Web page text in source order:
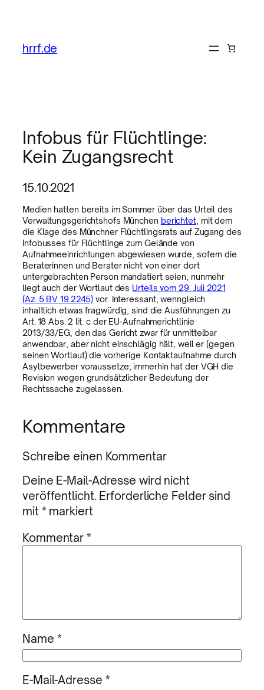
hrrf.de
Infobus für Flüchtlinge:
Kein Zugangsrecht
15.10.2021
Medien hatten bereits im Sommer über das Urteil des
Verwaltungsgerichtshofs München berichtet, mit dem
die Klage des Münchner Flüchtlingsrats auf Zugang des
Infobusses für Flüchtlinge zum Gelände von
Aufnahmeeinrichtungen abgewiesen wurde, sofern die
Beraterinnen und Berater nicht von einer dort
untergebrachten Person mandatiert seien; nunmehr
liegt auch der Wortlaut des Urteils vom 29. Juli 2021
(Az. 5 BV 19.2245) vor. Interessant, wenngleich
inhaltlich etwas fragwürdig, sind die Ausführungen zu
Art. 18 Abs. 2 lit. c der EU-Aufnahmerichtlinie
2013/33/EG, den das Gericht zwar für unmittelbar
anwendbar, aber nicht einschlägig hält, weil er (gegen
seinen Wortlaut) die vorherige Kontaktaufnahme durch
Asylbewerber voraussetze; immerhin hat der VGH die
Revision wegen grundsätzlicher Bedeutung der
Rechtssache zugelassen.
Kommentare
Schreibe einen Kommentar
Deine E-Mail-Adresse wird nicht
veröffentlicht. Erforderliche Felder sind
mit * markiert
Kommentar*
Name *
E-Mail-Adresse *